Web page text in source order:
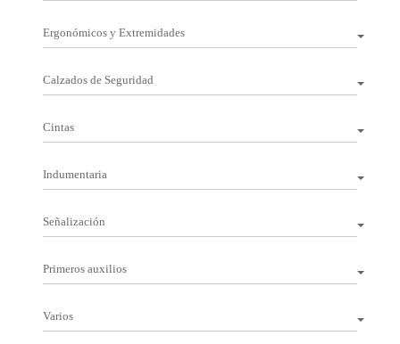
Ergonómicos y Extremidades
Calzados de Seguridad
Cintas
Indumentaria
Señalización
Primeros auxilios
Varios